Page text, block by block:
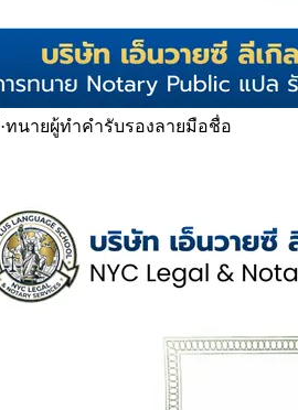
·ทนายผู้ทำคำรับรองลายมือชื่อ